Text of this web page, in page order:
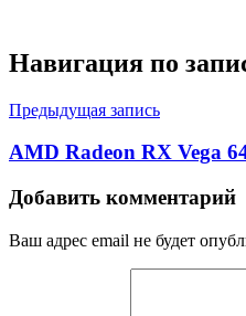
Навигация по
Предыдущая запись
AMD Radeon RX Vega
Добавить комментарий
Ваш адрес email не будет